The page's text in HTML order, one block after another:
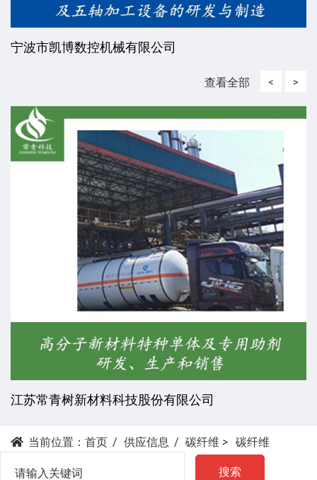
宁波市凯博数控机械有限公司
查看全部 <
江苏常青树新材料科技股份有限公司
>
当前位置： 首页 供应信息 碳纤维 > 碳纤维
搜索